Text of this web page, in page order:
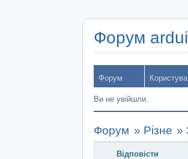
Форум
Форум
Ви не увійшли.
Форум » Різне »
Відповісти
Введіть